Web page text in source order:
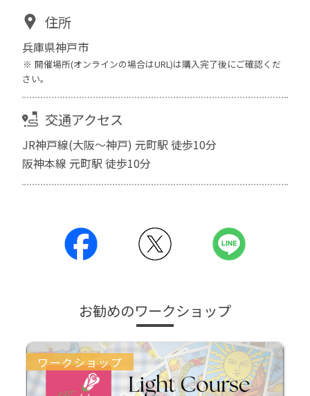
住所
兵庫県神戸市
開催場所(オンラインの場合はURL)は購入完了後にご確認くだ
さい。
交通アクセス
JR神戸線(大阪～神戸) 元町駅 徒歩10分
阪神本線 元町駅 徒歩10分
お勧めのワークショップ
ワークショップ